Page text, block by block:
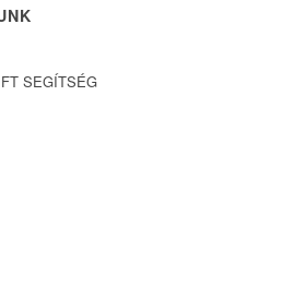
SEGÍTSÉG